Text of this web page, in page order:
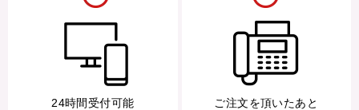
24時間受付可能
ご注文を頂いたあと